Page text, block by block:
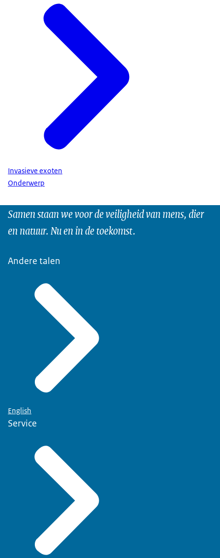
Invasieve exoten
Onderwerp
Samen staan we voor de veiligheid van mens, dier
en natuur. Nu en in de toekomst.
Andere talen
English
Service